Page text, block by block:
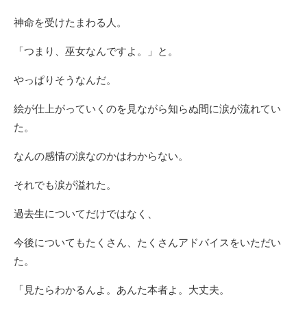
神命を受けたまわる人。
「つまり、巫女なんですよ。」と。
やっぱりそうなんだ。
絵が仕上がっていくのを見ながら知らぬ間に涙が流れてい
た。
なんの感情の涙なのかはわからない。
それでも涙が溢れた。
過去生についてだけではなく、
今後についてもたくさん、たくさんアドバイスをいただい
た。
「見たらわかるんよ。あんた本者よ。大丈夫。